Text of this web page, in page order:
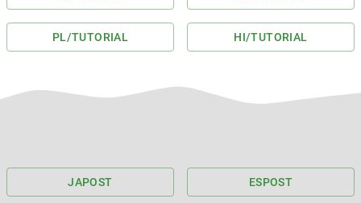
PL/TUTORIAL HI/TUTORIAL
JAPOST ESPOST